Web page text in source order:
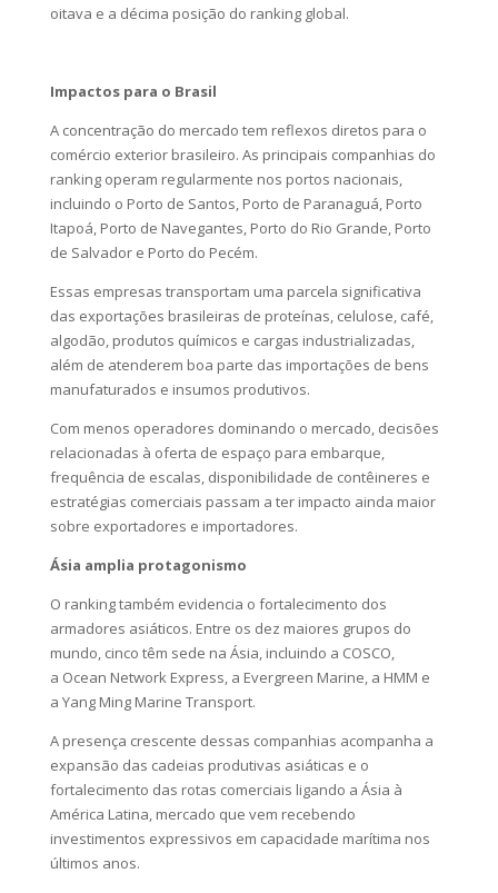
oitava e a décima posição do ranking global.
Impactos para o Brasil
A concentração do mercado tem reflexos diretos para o
comércio exterior brasileiro. As principais companhias do
ranking operam regularmente nos portos nacionais,
incluindo o Porto de Santos, Porto de Paranaguá, Porto
Itapoá, Porto de Navegantes, Porto do Rio Grande, Porto
de Salvador e Porto do Pecém.
Essas empresas transportam uma parcela significativa
das exportações brasileiras de proteínas, celulose, café,
algodão, produtos químicos e cargas industrializadas,
além de atenderem boa parte das importações de bens
manufaturados e insumos produtivos.
Com menos operadores dominando o mercado, decisões
relacionadas à oferta de espaço para embarque,
frequência de escalas, disponibilidade de contêineres e
estratégias comerciais passam a ter impacto ainda maior
sobre exportadores e importadores.
Ásia amplia protagonismo
O ranking também evidencia o fortalecimento dos
armadores asiáticos. Entre os dez maiores grupos do
mundo, cinco têm sede na Ásia, incluindo a COSCO,
a Ocean Network Express, a Evergreen Marine, a HMM e
a Yang Ming Marine Transport.
A presença crescente dessas companhias acompanha a
expansão das cadeias produtivas asiáticas e o
fortalecimento das rotas comerciais ligando a Ásia à
América Latina, mercado que vem recebendo
investimentos expressivos em capacidade marítima nos
últimos anos.